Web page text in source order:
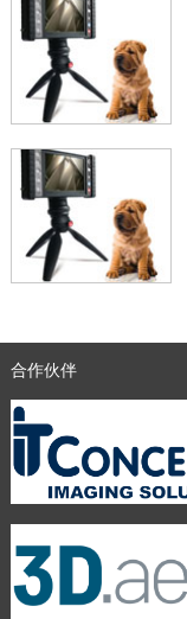
合作伙伴